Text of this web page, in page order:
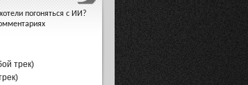
погоняться с ИИ?
трек)